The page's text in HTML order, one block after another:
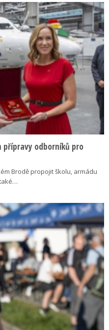
přípravy odborníků pro
Brodě propojit školu, armádu